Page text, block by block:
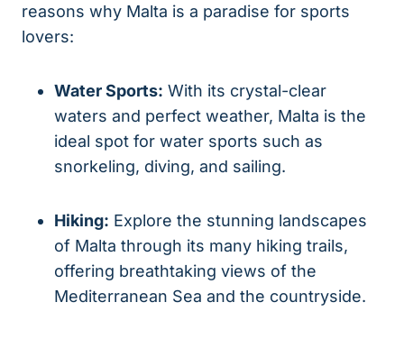
reasons why Malta is a paradise for sports
lovers:
Water Sports: With its crystal-clear
waters and perfect weather, Malta is the
ideal spot for water sports such as
snorkeling, diving, and sailing.
Hiking: Explore the stunning landscapes
of Malta through its many hiking trails,
offering breathtaking views of the
Mediterranean Sea and the countryside.